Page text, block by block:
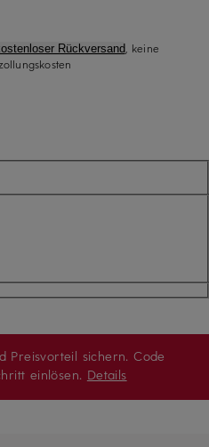
Rückversand, keine
Preisvorteil sichern. Code
einlösen. Details